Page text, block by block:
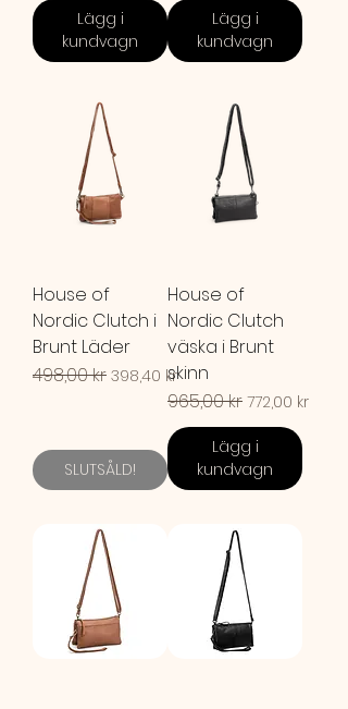
Lägg i
kundvagn
Lägg i
kundvagn
House of
Nordic Clutch i
Brunt Läder
Ordinarie pris
498,00 kr Reapris
398,40 kr
SLUTSÅLD!
House of
Nordic Clutch
väska i Brunt
skinn
Ordinarie pris
965,00 kr Reapris
772,00 kr
Lägg i
kundvagn